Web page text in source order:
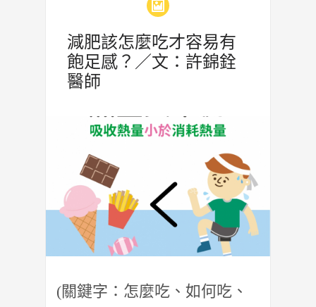
減肥該怎麼吃才容易有
飽足感？／文：許錦銓
醫師
(關鍵字：怎麼吃、如何吃、